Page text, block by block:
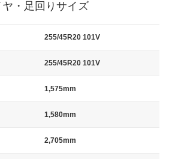
ヤ・足回りサイズ
255/45R20 101V
255/45R20 101V
1,575mm
1,580mm
2,705mm